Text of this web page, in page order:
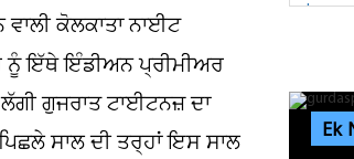
ਕੋਲਕਾਤਾ ਨਾਈਟ
ਨੂੰ ਇੱਥੇ ਇੰਡੀਅਨ ਪ੍ਰੀਮੀਅਰ
ਗੁਜਰਾਤ ਟਾਈਟਨਜ਼ ਦਾ
ਸਾਲ ਦੀ ਤਰ੍ਹਾਂ ਇਸ ਸਾਲ
Ek